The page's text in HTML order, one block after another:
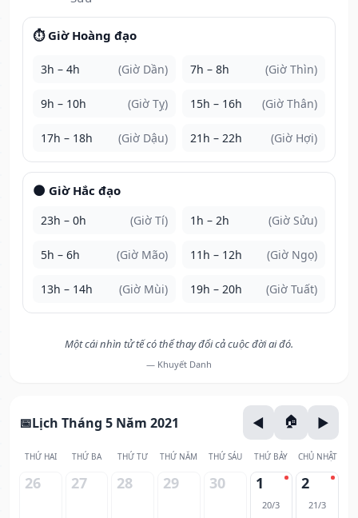
⏱️ Giờ Hoàng đạo
3h – 4h (Giờ Dần) 7h – 8h (Giờ Thìn)
9h – 10h (Giờ Tỵ) 15h – 16h (Giờ Thân)
17h – 18h (Giờ Dậu) 21h – 22h (Giờ Hợi)
🌑 Giờ Hắc đạo
23h – 0h (Giờ Tí) 1h – 2h (Giờ Sửu)
5h – 6h (Giờ Mão) 11h – 12h (Giờ Ngọ)
13h – 14h (Giờ Mùi) 19h – 20h (Giờ Tuất)
Một cái nhìn tử tế có thể thay đổi cả cuộc đời ai đó.
— Khuyết Danh
Lịch Tháng 5 Năm 2021
THỨ HAI THỨ BA THỨ TƯ THỨ NĂM THỨ SÁU THỨ BẢY CHỦ NHẬT
26 27 28 29 30 1
20/3
2
21/3